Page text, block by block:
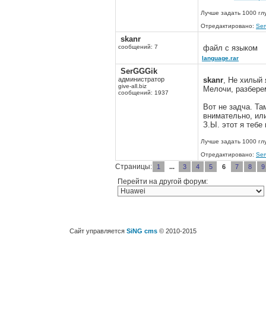
Лучше задать 1000
Отредактировано:
skanr
сообщений: 7 файл с языком
language.rar
SerGGGik
администратор
give-all.biz
сообщений: 1937
skanr, Не хилый
Мелочи,
Вот не задча.
внимательно,
З.Ы. этот я тебе
Лучше задать 1000
Отредактировано:
Страницы: 1 ... 3 4 5 6 7 8 9
Перейти на другой форум:
Сайт управляется SiNG cms © 2010-2015